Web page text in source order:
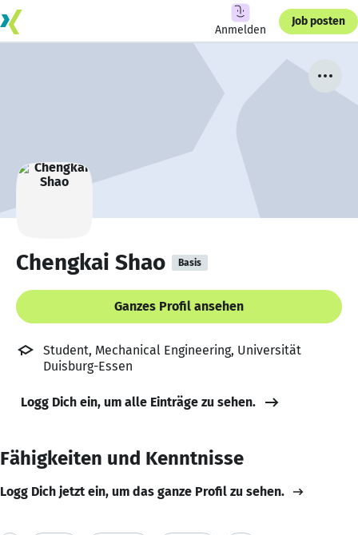
Anmelden
Job posten
Chengkai Shao Basis
Ganzes Profil ansehen
Student, Mechanical Engineering, Universität
Duisburg-Essen
Logg Dich ein, um alle Einträge zu sehen.
Fähigkeiten und Kenntnisse
Logg Dich jetzt ein, um das ganze Profil zu sehen.